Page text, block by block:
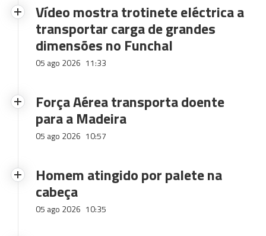
Vídeo mostra trotinete eléctrica a
transportar carga de grandes
dimensões no Funchal
05 ago 2026 11:33
Força Aérea transporta doente
para a Madeira
05 ago 2026 10:57
Homem atingido por palete na
cabeça
05 ago 2026 10:35